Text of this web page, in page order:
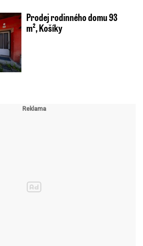
Prodej rodinného domu 93
m², Košíky